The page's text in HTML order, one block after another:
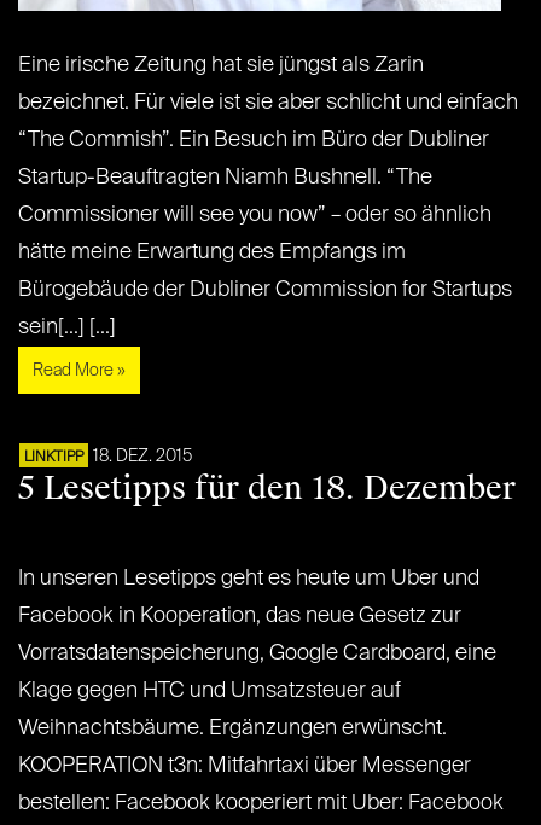
Eine irische Zeitung hat sie jüngst als Zarin
bezeichnet. Für viele ist sie aber schlicht und einfach
“The Commish”. Ein Besuch im Büro der Dubliner
Startup-Beauftragten Niamh Bushnell. “The
Commissioner will see you now” – oder so ähnlich
hätte meine Erwartung des Empfangs im
Bürogebäude der Dubliner Commission for Startups
sein[...] [...]
Read More »
LINKTIPP 18. DEZ. 2015
5 Lesetipps für den 18. Dezember
In unseren Lesetipps geht es heute um Uber und
Facebook in Kooperation, das neue Gesetz zur
Vorratsdatenspeicherung, Google Cardboard, eine
Klage gegen HTC und Umsatzsteuer auf
Weihnachtsbäume. Ergänzungen erwünscht.
KOOPERATION t3n: Mitfahrtaxi über Messenger
bestellen: Facebook kooperiert mit Uber: Facebook